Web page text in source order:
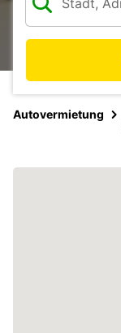
Autovermietung